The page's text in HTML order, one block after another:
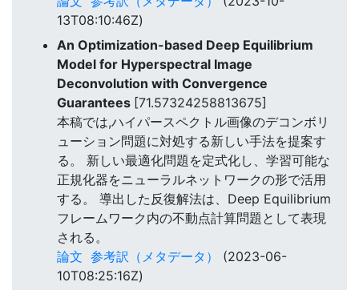
13T08:10:46Z)
An Optimization-based Deep Equilibrium
Model for Hyperspectral Image
Deconvolution with Convergence
Guarantees [71.57324258813675]
本稿では,ハイパースペクトル画像のデコンボリ
ューション問題に対処する新しい手法を提案す
る。 新しい最適化問題を定式化し、学習可能な
正規化器をニューラルネットワークの形で活用
する。 導出した反復解法は、Deep Equilibrium
フレームワーク内の不動点計算問題として表現
される。
論文 参考訳（メタデータ）
(2023-06-
10T08:25:16Z)